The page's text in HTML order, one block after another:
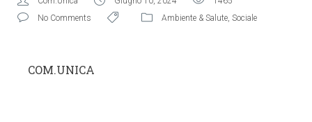
No Comments
Ambiente & Salute Sociale
COM.UNICA